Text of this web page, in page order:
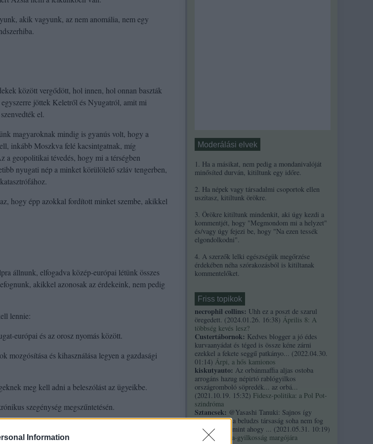
Information
akik vagyunk, az nem anomália, nem egy
között vergődött, hol innen, hol onnan baszták
jöttek Keletről és Nyugatról, amit mi
el.
magyaroknak mindig is gyanús volt, hogy a
inkább Moszkva felé kacsintgatnak, míg
a geopolitikai tévedés, hogy mi a térségben
nyugati nép a minket körülölelő szláv tengerben,
hogy épp azokkal fordított minket szembe, akikkel
állnunk, elfogadva közép-európai létünk összes
akikkel azonosak az érdekeink, nem pedig
lennie:
európai és az orosz nyomás között.
mozgósítása és kihasználása legyen a gazdasági
meg kell adni a beleszólást az ügyeikbe.
szegénység megszűntetésén.
kell mérni, amibe beletartozik a környezet,
és falvaink élhetősége.
Moderálási elvek
1. Ha a másikat, nem pedig a mondanivalóját
minősíted durván, kitiltunk egy időre.
2. Ha népek vagy társadalmi csoportok ellen
uszítasz, kitiltunk örökre.
3. Örökre kitiltunk mindenkit, aki úgy kezdi a
kommentjét, hogy "Megmondom mi a helyzet"
és/vagy úgy fejezi be, hogy "Na ezen tessék
elgondolkodni".
4. A szerzők lelki egészségük megőrzése
érdekében néha szórakozásból is kitiltanak
kommentelőket.
Friss topikok
necrophil collins: Uhh ez a poszt de szarul
öregedett. (2024.01.26. 16:38) Április 8: A
többség kevés lesz?
Custertábornok: Kedves blogger a jó édes
kurvaanyádat és téged is össze kéne zárni
ezekkel a fekete seggű patkányo... (2022.04.30.
01:14) Árpi, a hős kamionos
kiskutyauto: Az orbánmaffia aljas ostoba
arrogáns hazug népirtó rablógyilkos
országromboló söpredék... az orbá...
(2021.10.19. 15:32) Fidesz-politika: a Pol Pot-
szindróma
Sztancsek: @Yasashi Tanuki: Sajnos így
valahogy. Ez a beludzs társaság soha nem fog
integrálódni, mint ahogy ... (2021.05.31. 10:19)
A Bándy Kata-gyilkosság margójára